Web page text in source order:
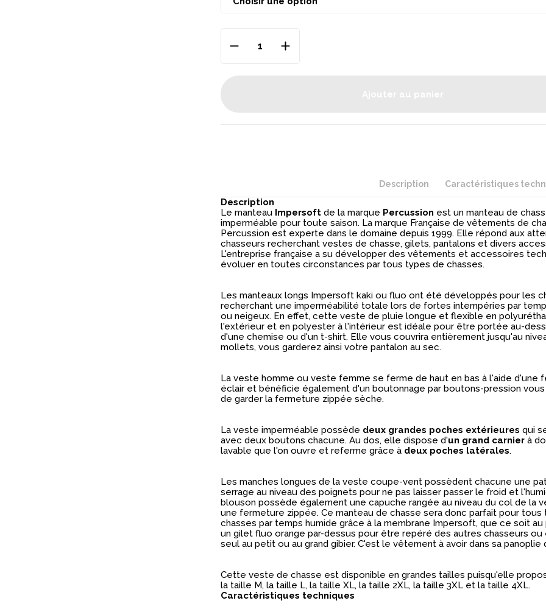
grand gibier. C'est le vêtement à avoir dans sa panoplie de chasseur. Cette veste de chasse est
Description Caractéristiques
Description
Le manteau Impersoftde la marque Percussion est un manteau de
imperméable pour toute saison. La marque Française de vêtements de
Percussion est experte dans le domaine depuis 1999. Elle répond aux
chasseurs recherchant vestes de chasse, gilets, pantalons et divers
L'entreprise française a su développer des vêtements et accessoires
évoluer en toutes circonstances par tous types de chasses.
Les manteaux longs Impersoft kaki ou fluo ont été développés pour les
recherchant une imperméabilité totale lors de fortes intempéries par
ou neigeux. En effet, cette veste de pluie longue et flexible en
l'extérieur et en polyester à l'intérieur est idéale pour être portée au-
d'une chemise ou d'un t-shirt. Elle vous couvrira entièrement jusqu'au
mollets, vous garderez ainsi votre pantalon au sec.
La veste homme ou veste femme se ferme de haut en bas à l'aide d'une
éclair et bénéficie également d'un boutonnage par boutons-pression
de garder la fermeture zippée sèche.
La veste imperméable possède deux grandes poches extérieures qui
avec deux boutons chacune. Au dos, elle dispose d'un grand carnierà
lavable que l'on ouvre et referme grâce à deux poches latérales.
Les manches longues de la veste coupe-vent possèdent chacune une
serrage au niveau des poignets pour ne pas laisser passer le froid et
blouson possède également une capuche rangée au niveau du col de la
une fermeture zippée. Ce manteau de chasse sera donc parfait pour tous
chasses par temps humide grâce à la membrane Impersoft, que ce soit
un gilet fluo orange par-dessus pour être repéré des autres chasseurs ou
seul au petit ou au grand gibier. C'est le vêtement à avoir dans sa panoplie
Cette veste de chasse est disponible en grandes tailles puisqu'elle
la taille M, la taille L, la taille XL, la taille 2XL, la taille 3XL et la taille 4XL.
Caractéristiques techniques
Votre adresse email :
Inscrivez-vous dès
de vos 10€ de remise dès
(valable uniquement en
JE M’INSCRIS
Bénéficiez de contenus
d’experts et d’offres réservées à
En entrant votre email, vous consentez
communications de la part de Terres et